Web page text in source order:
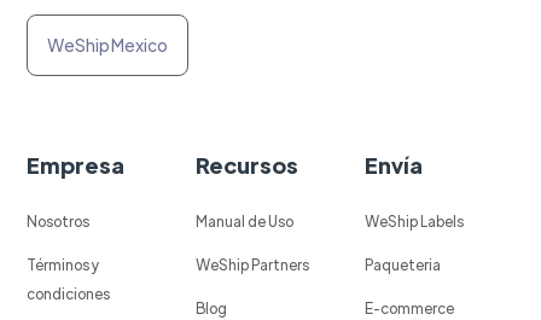
WeShip Mexico
Empresa
Nosotros
Términos y
condiciones
Recursos
Manual de Uso
WeShip Partners
Blog
Envía
WeShip Labels
Paqueteria
E-commerce